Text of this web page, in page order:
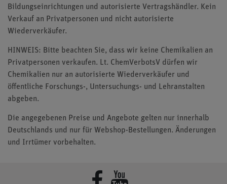
Bildungseinrichtungen und autorisierte Vertragshändler. Kein
Verkauf an Privatpersonen und nicht autorisierte
Wiederverkäufer.
HINWEIS: Bitte beachten Sie, dass wir keine Chemikalien an
Privatpersonen verkaufen. Lt. ChemVerbotsV dürfen wir
Chemikalien nur an autorisierte Wiederverkäufer und
öffentliche Forschungs-, Untersuchungs- und Lehranstalten
abgeben.
Die angegebenen Preise und Angebote gelten nur innerhalb
Deutschlands und nur für Webshop-Bestellungen. Änderungen
und Irrtümer vorbehalten.